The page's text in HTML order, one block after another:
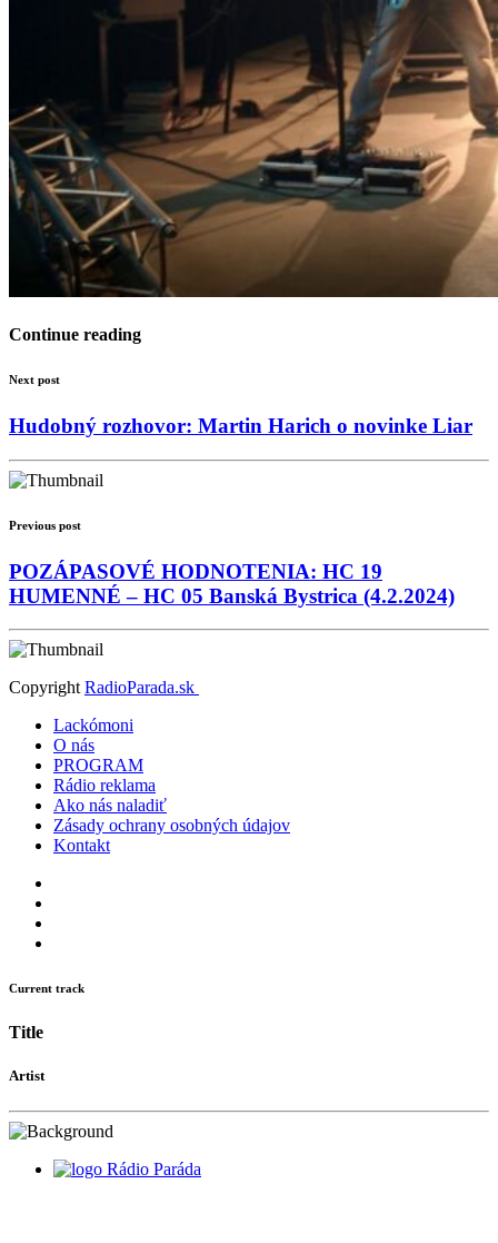
Continue reading
Next post
Hudobný rozhovor: Martin Harich o novinke Liar
Previous post
POZÁPASOVÉ HODNOTENIA: HC 19
HUMENNÉ – HC 05 Banská Bystrica (4.2.2024)
Copyright RadioParada.sk
Lackómoni
O nás
PROGRAM
Rádio reklama
Ako nás naladiť
Zásady ochrany osobných údajov
Kontakt
Current track
Title
Artist
Rádio Paráda